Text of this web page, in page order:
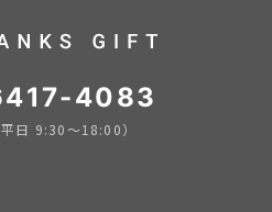
4083
平日 9:30〜18:00）